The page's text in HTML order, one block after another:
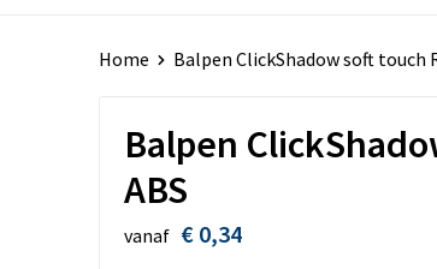
Home Balpen ClickShadow soft touch
Balpen
ABS
vanaf € 0,34